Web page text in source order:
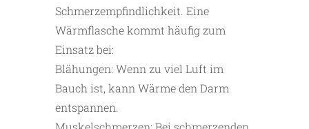
Schmerzempfindlichkeit. Eine
Wärmflasche kommt häufig zum
Einsatz bei:
Blähungen: Wenn zu viel Luft im
Bauch ist, kann Wärme den Darm
entspannen.